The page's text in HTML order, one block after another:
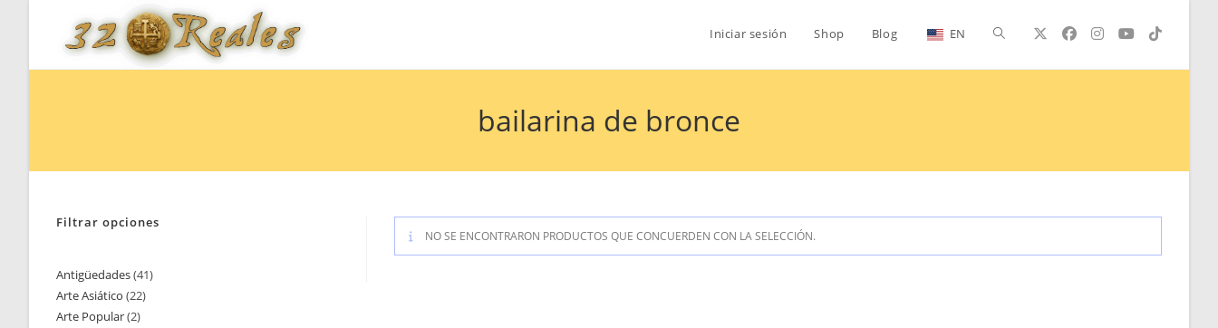
Iniciar sesión Shop Blog EN Alternar
de
bailarina de bronce
NO SE ENCONTRARON PRODUCTOS QUE CONCUERDEN CON LA SELECCIÓN.
Filtrar opciones
Antigüedades 4141
Arte Asiático 2222
Arte Popular 22